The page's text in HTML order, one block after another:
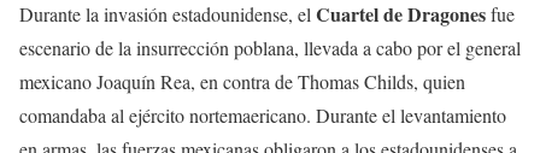
Durante la invasión estadounidense, el Cuartel de Dragonesfue
escenario de la insurrección poblana, llevada a cabo por el general
mexicano Joaquín Rea, en contra de Thomas Childs, quien
comandaba al ejército nortemaericano. Durante el levantamiento